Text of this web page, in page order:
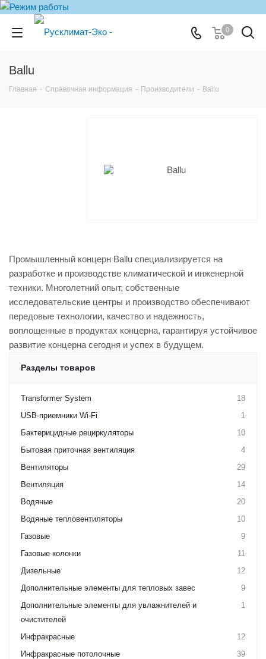
0
Ballu
Главная - Справочная информация - Производители - Ballu
Промышленный концерн Ballu специализируется на
разработке и производстве климатической и инженерной
техники. Многолетний опыт, собственные
исследовательские центры и производство обеспечивают
передовые технологии, качество и надежность,
воплощенные в продуктах концерна, гарантируя устойчивое
развитие концерна сегодня и успех в будущем.
Разделы товаров
Transformer System
18
USB-приемники Wi-Fi
1
Бактерицидные рециркуляторы
10
Бытовая приточная вентиляция
4
Вентиляторы
29
Вентиляция
14
Водяные
20
Водяные тепловентиляторы
10
Газовые
9
Газовые колонки
11
Дизельные
12
Дополнительные элементы для тепловых завес
9
Дополнительные элементы для увлажнителей и
очистителей
1
Инфракрасные
12
Инфракрасные потолочные
39